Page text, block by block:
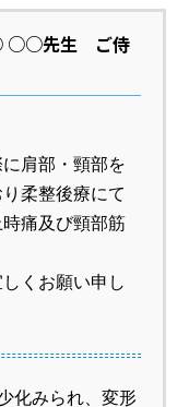
○○先生 ご侍
肩部・頸部を
柔整後療にて
痛及び頸部筋
くお願い申し
化みられ、変形